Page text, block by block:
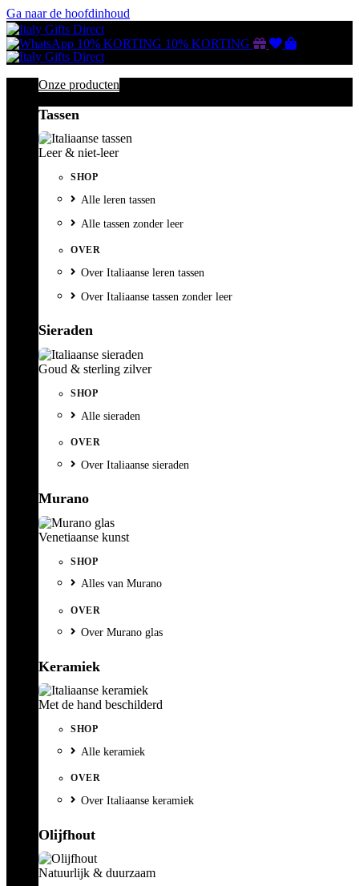
Ga naar de hoofdinhoud
10% KORTING 10% KORTING Gutscheine
Wunschliste
Warenkorb
Onze producten
Tassen
Leer & niet-leer
SHOP
Alle leren tassen
Alle tassen zonder leer
OVER
Over Italiaanse leren tassen
Over Italiaanse tassen zonder leer
Sieraden
Goud & sterling zilver
SHOP
Alle sieraden
OVER
Over Italiaanse sieraden
Murano
Venetiaanse kunst
SHOP
Alles van Murano
OVER
Over Murano glas
Keramiek
Met de hand beschilderd
SHOP
Alle keramiek
OVER
Over Italiaanse keramiek
Olijfhout
Natuurlijk & duurzaam